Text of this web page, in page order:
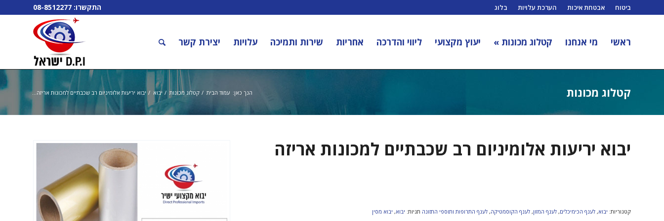
ביטוח אבטחת איכות הערכת עלויות בלוג התקשרו: 08-8512277
ראשי מי אנחנו קטלוג מכונות » יעוץ מקצועי ליווי והדרכה אחריות שירות ותמיכה עלויות יצירת קשר
קטלוג מכונות הנך כאן: עמוד הבית / קטלוג מכונות / יבוא / יבוא יריעות אלומיניום רב שכבתיים למכונות אריזה...
יבוא יריעות אלומיניום רב שכבתיים למכונות אריזה
קטגוריות: יבוא, לענף הכימיכלים, לענף המזון, לענף הקוסמטיקה, לענף התרופות ותוספי התזונה תגיות: יבוא, יבוא מסין